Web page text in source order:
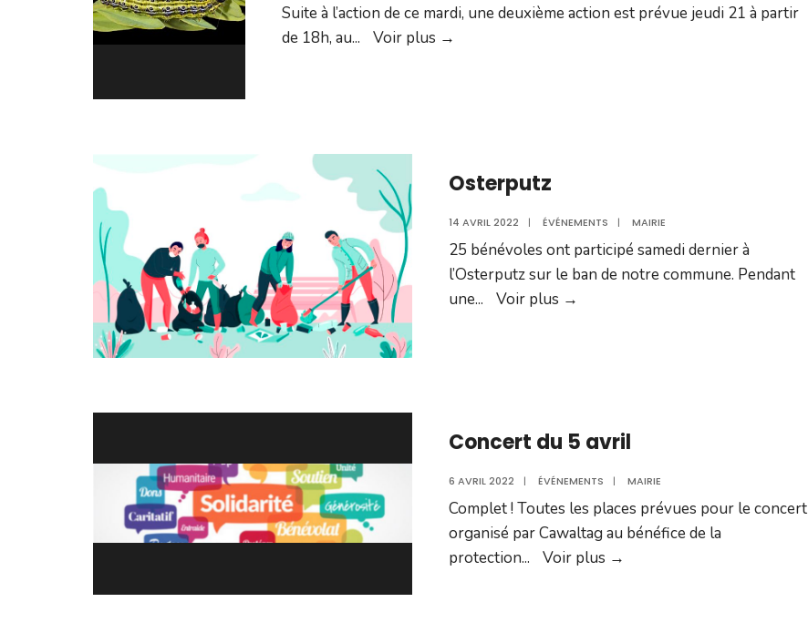
Suite à l’action de ce mardi, une deuxième action est prévue jeudi 21 à partir
de 18h, au... Voir plus →
avril
Osterputz
14 AVRIL 2022 | ÉVÉNEMENTS | MAIRIE
25 bénévoles ont participé samedi dernier à
l’Osterputz sur le ban de notre commune. Pendant
une... Voir plus →
Concert du 5 avril
6 AVRIL 2022 | ÉVÉNEMENTS | MAIRIE
Complet ! Toutes les places prévues pour le concert
organisé par Cawaltag au bénéfice de la
protection... Voir plus →